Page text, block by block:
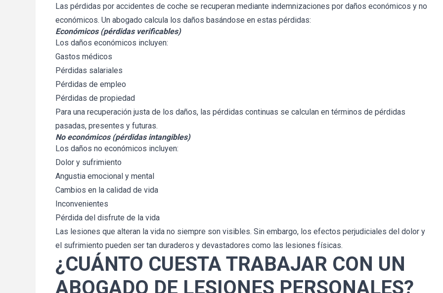
Las pérdidas por accidentes de coche se recuperan mediante indemnizaciones por daños económicos y no
económicos. Un abogado calcula los daños basándose en estas pérdidas:
Económicos (pérdidas verificables)
Los daños económicos incluyen:
Gastos médicos
Pérdidas salariales
Pérdidas de empleo
Pérdidas de propiedad
Para una recuperación justa de los daños, las pérdidas continuas se calculan en términos de pérdidas
pasadas, presentes y futuras.
No económicos (pérdidas intangibles)
Los daños no económicos incluyen:
Dolor y sufrimiento
Angustia emocional y mental
Cambios en la calidad de vida
Inconvenientes
Pérdida del disfrute de la vida
Las lesiones que alteran la vida no siempre son visibles. Sin embargo, los efectos perjudiciales del dolor y
el sufrimiento pueden ser tan duraderos y devastadores como las lesiones físicas.
¿CUÁNTO CUESTA TRABAJAR CON UN
ABOGADO DE LESIONES PERSONALES?